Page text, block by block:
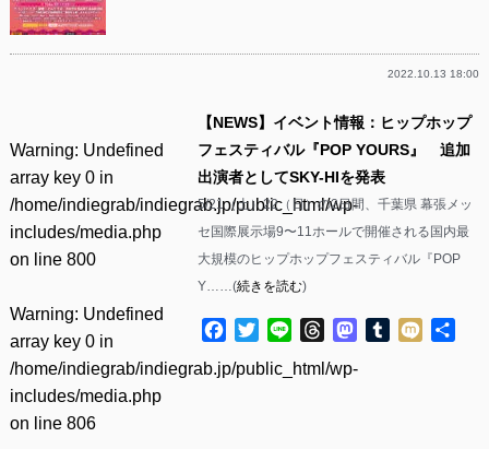
2022.10.13 18:00
Warning: Undefined
array key 0 in
/home/indiegrab/indiegrab.jp/public_html/wp-
includes/media.php
on line 800
Warning: Undefined
array key 0 in
/home/indiegrab/indiegrab.jp/public_html/wp-
includes/media.php
on line 806
【NEWS】イベント情報：ヒップホップ
フェスティバル『POP YOURS』 追加
出演者としてSKY-HIを発表
5/21（土）22（日）の2日間、千葉県 幕張メッ
セ国際展示場9〜11ホールで開催される国内最
大規模のヒップホップフェスティバル『POP
Y……(続きを読む)
Facebook
TwitterLine ThreadsMastodon
Tumblr
Mixi